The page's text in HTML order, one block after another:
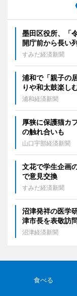
墨田区役所、「
開庁前から長い
すみだ経済新聞
浦和で「親子の
りや和太鼓楽し
浦和経済新聞
厚狭に保護猫カ
の触れ合いも
山口宇部経済新聞
文花で学生企画
で意見交換
すみだ経済新聞
沼津発祥の医学
津市長を表敬訪
沼津経済新聞
食べる